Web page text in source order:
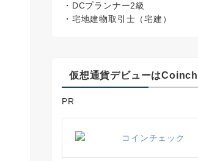
・DCプランナー2級
・宅地建物取引士（宅建）
仮想通貨デビューは
PR